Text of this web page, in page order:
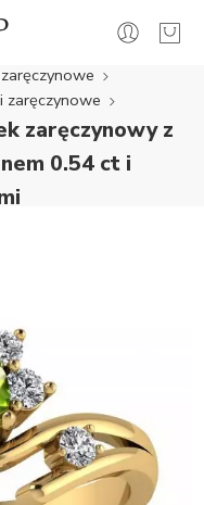
zaręczynowe
zaręczynowy z
0.54 ct i